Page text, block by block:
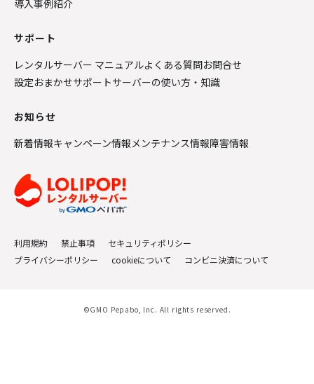
導入事例紹介
サポート
レンタルサーバー マニュアルよくある質問お問合せ
設定おまかせサポートサーバーの使い方・知識
お知らせ
新着情報キャンペーン情報メンテナンス情報障害情報
利用規約 禁止事項
セキュリティポリシー
プライバシーポリシー
cookieについて コンビニ決済について
©GMO Pepabo, Inc. All rights reserved.